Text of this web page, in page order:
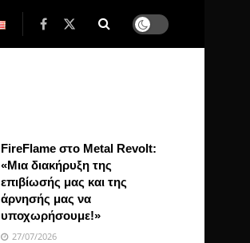
FireFlame στο Metal Revolt:
«Μια διακήρυξη της
επιβίωσής μας και της
άρνησής μας να
υποχωρήσουμε!»
27/07/2026